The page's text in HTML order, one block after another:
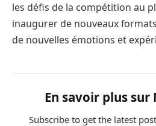
les défis de la compétition au
inaugurer de nouveaux
de nouvelles émotions et
En savoir plus
Subscribe to get the latest